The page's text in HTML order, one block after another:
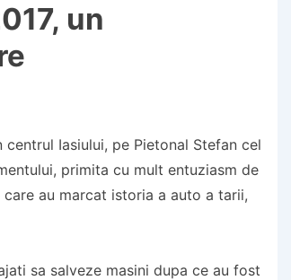
un
Iasiului, pe Pietonal Stefan cel
primita cu mult entuziasm de
au marcat istoria a auto a tarii,
sa salveze masini dupa ce au fost